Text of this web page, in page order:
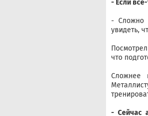
- Если
- Сложно
увидеть,
что
Сложнее
- Сейчас